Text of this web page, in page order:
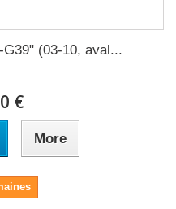
(03-10, aval...
€
More